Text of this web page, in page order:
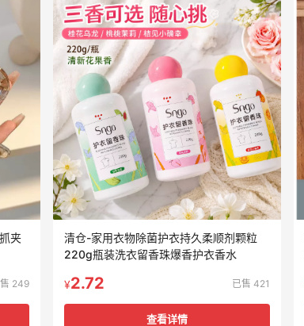
夹
249
清仓-家用衣物除菌护衣持久柔顺剂颗粒
220g瓶装洗衣留香珠爆香护衣香水
¥2.72 已售 421
查看详情